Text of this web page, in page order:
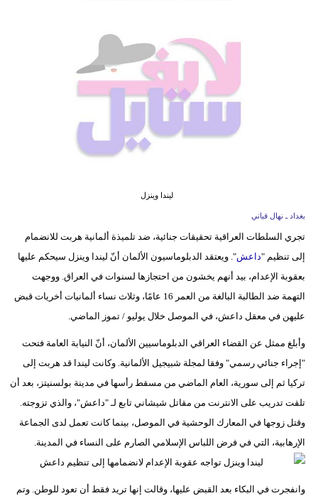
ليندا وينزل
بغداد ـ نهال قباني
تجري السلطات العراقية تحقيقات جنائية، ضد تلميذة ألمانية هربت للانضمام
إلى تنظيم "داعش". ويعتقد الدبلوماسيون الألمان أنّ ليندا وينزل سيحكم عليها
بعقوبة الإعدام، بيد أنهم يخشون من احتجازها لسنوات في العراق. ووجهت
التهمة ضد الطالبة البالغة من العمر 16 عامًا، وثلاث نساء ألمانيات أخريات قبض
عليهن في معقل داعش، في الموصل خلال يوليو / تموز الماضي.
وأبلغ ممثل عن القضاء العراقي الدبلوماسيين الألمان، أنّ النيابة العامة فتحت
"إجراء جنائي رسمي" وفقا لمجلة شبيجيل الألمانية. وكانت ليندا قد هربت إلى
تركيا ثم إلى سورية، العام الماضي من مسقط رأسها في مدينة بولسنيتز، بعد أن
تلقت تدريب على الانترنت من مقاتل شيشاني تابع لـ "داعش"، والذي تزوجته.
وقتل زوجها في المعارك الوحشية في الموصل، بينما كانت تعمل لدى الجماعة
الإرهابية، التي في فرض اللباس الإسلامي الصارم على النساء في المدينة.
وانفجرت في البكاء بعد القبض عليها، وقالت إنها تريد فقط أن تعود للوطن. وتم